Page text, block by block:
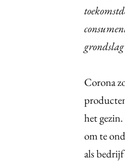
Corona
het
om te
als